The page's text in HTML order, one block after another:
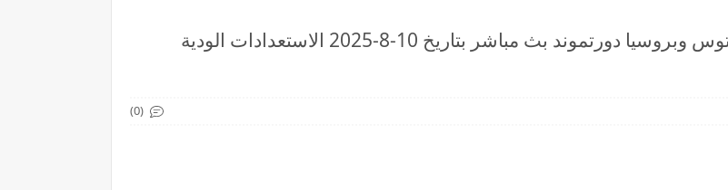
قناة StarzPlay لايف رابط مشاهدة مباراة يوفنتوس وبروسيا دورتموند بث مباشر بتاريخ 10-8-2025 الاستعدادات الودية
(0)